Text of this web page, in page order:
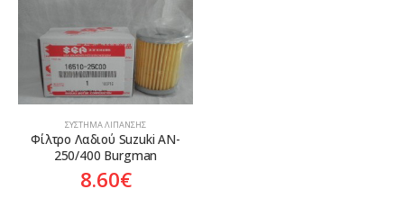
ΣΎΣΤΗΜΑ ΛΊΠΑΝΣΗΣ
Φίλτρο Λαδιού Suzuki AN-
250/400 Burgman
8.60€